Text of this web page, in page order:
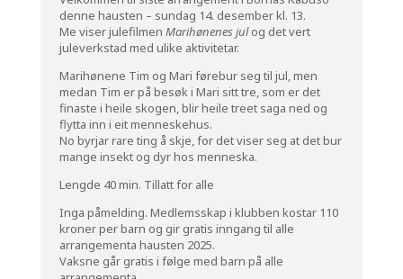
denne hausten – sundag 14. desember kl. 13.
Me viser julefilmen Marihønenes julog det vert
juleverkstad med ulike aktivitetar.
Marihønene Tim og Mari førebur seg til jul, men
medan Tim er på besøk i Mari sitt tre, som er det
finaste i heile skogen, blir heile treet saga ned og
flytta inn i eit menneskehus.
No byrjar rare ting å skje, for det viser seg at det bur
mange insekt og dyr hos menneska.
Lengde 40 min. Tillatt for alle
Inga påmelding. Medlemsskap i klubben kostar 110
kroner per barn og gir gratis inngang til alle
arrangementa hausten 2025.
Vaksne går gratis i følge med barn på alle